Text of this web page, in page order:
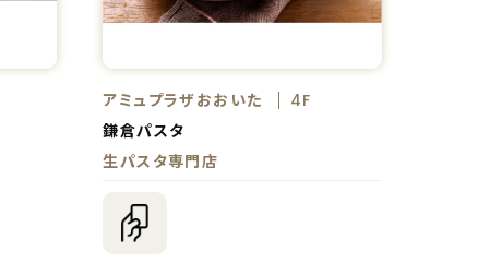
アミュプラザおおいた
4F
鎌倉パスタ
生パスタ専門店